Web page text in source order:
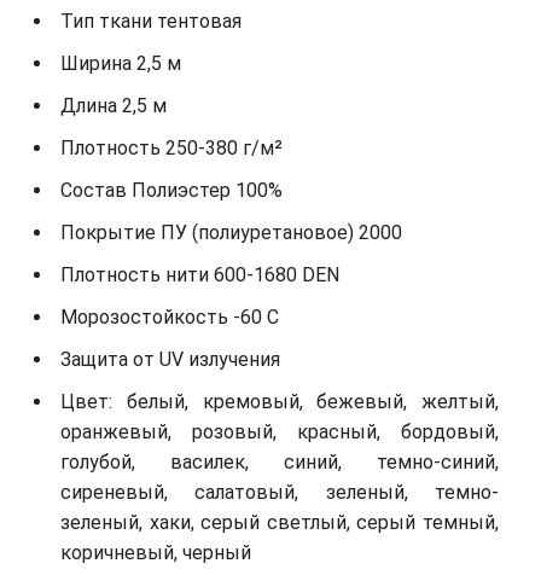
Тип ткани тентовая
Ширина 2,5 м
Длина 2,5 м
Плотность 250-380 г/м²
Состав Полиэстер 100%
Покрытие ПУ (полиуретановое) 2000
Плотность нити 600-1680 DEN
Морозостойкость -60 С
Защита от UV излучения
Цвет: белый, кремовый, бежевый, желтый,
оранжевый, розовый, красный, бордовый,
голубой, василек, синий, темно-синий,
сиреневый, салатовый, зеленый, темно-
зеленый, хаки, серый светлый, серый темный,
коричневый, черный